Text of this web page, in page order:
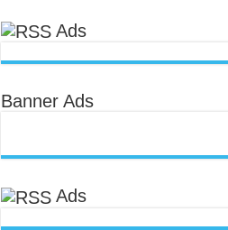
Ads
Banner Ads
Ads